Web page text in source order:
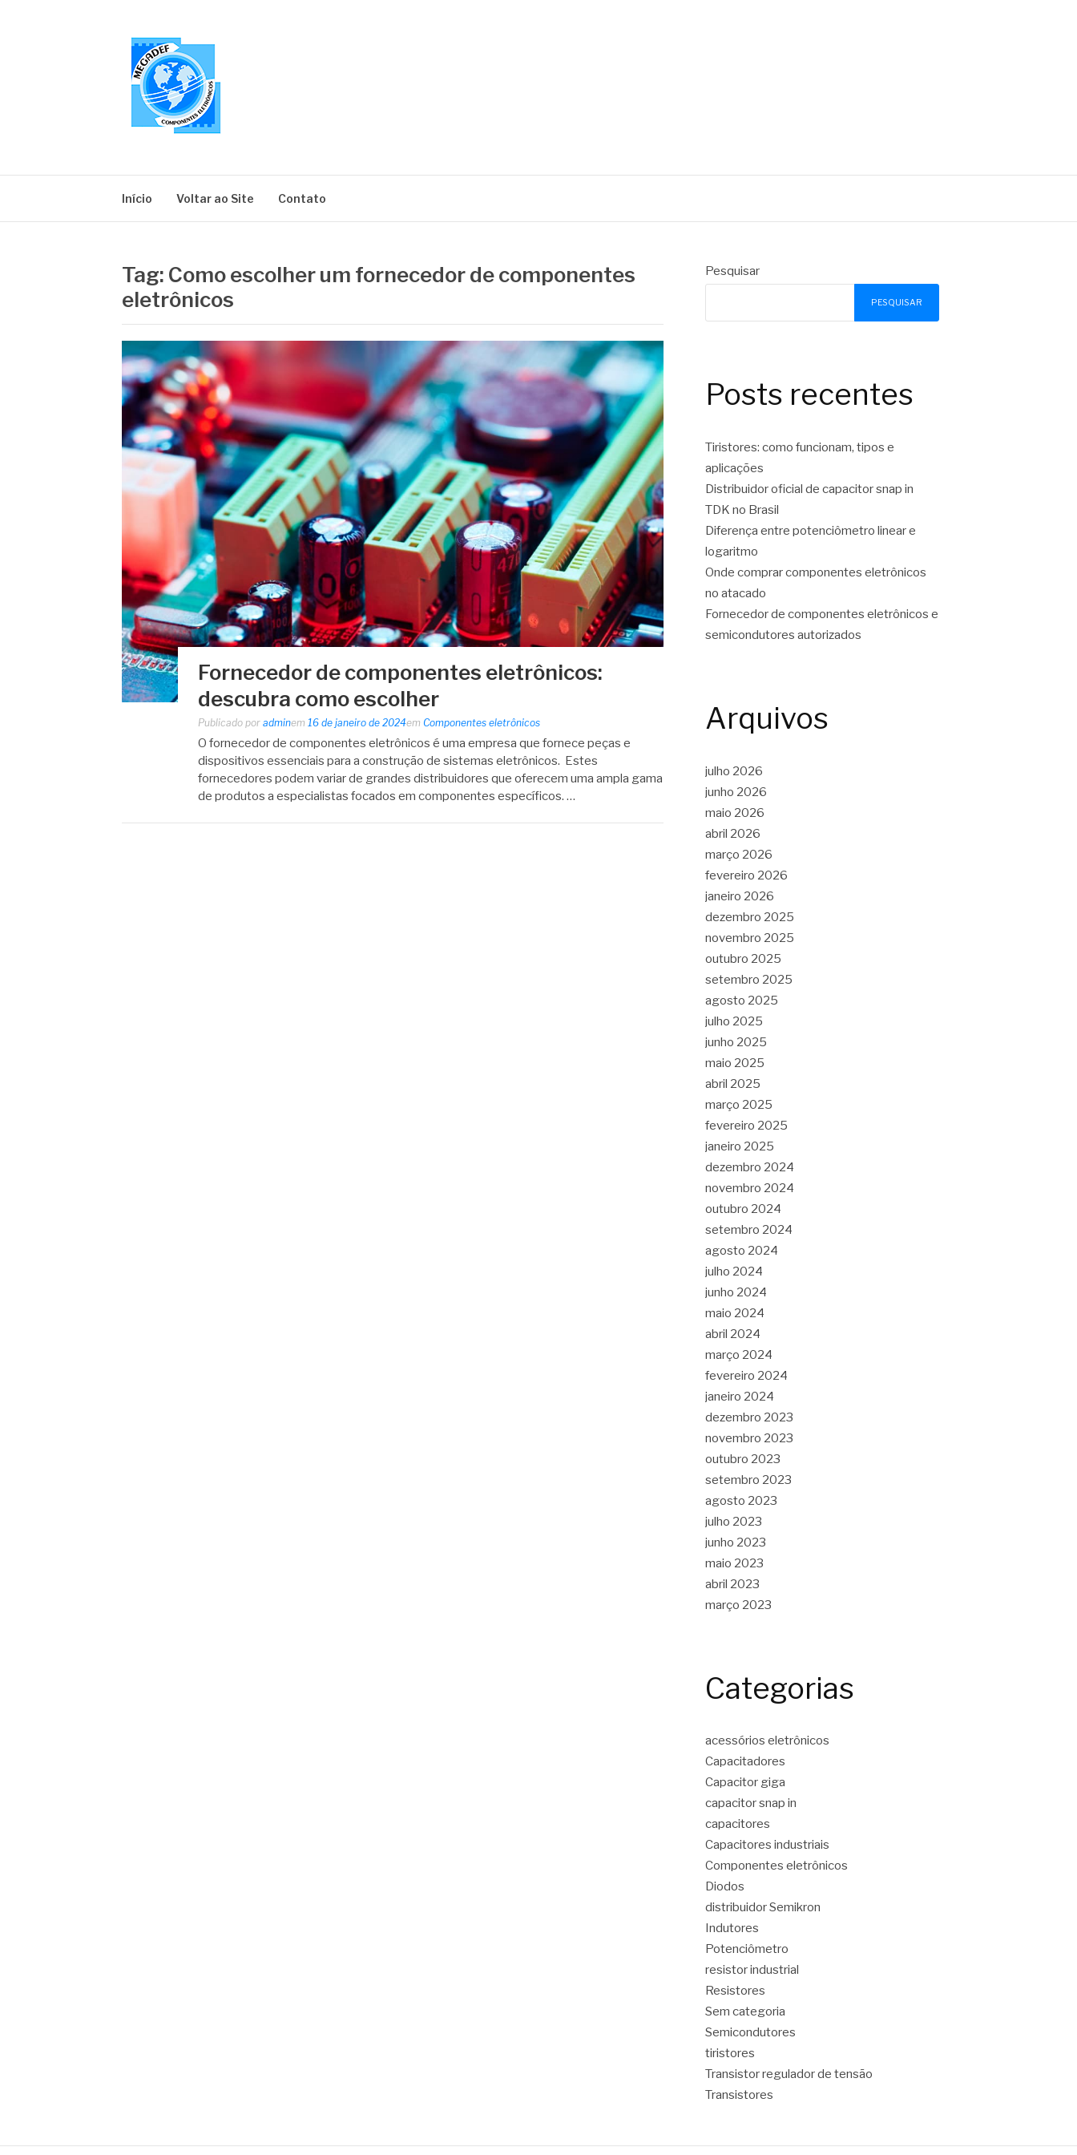
Início Voltar ao Site Contato
Tag: Como escolher um fornecedor de componentes
eletrônicos
Fornecedor de componentes eletrônicos:
descubra como escolher
Publicado por adminem 16 de janeiro de 2024em Componentes eletrônicos
O fornecedor de componentes eletrônicos é uma empresa que fornece peças e
dispositivos essenciais para a construção de sistemas eletrônicos. Estes
fornecedores podem variar de grandes distribuidores que oferecem uma ampla gama
de produtos a especialistas focados em componentes específicos. …
Pesquisar
PESQUISAR
Posts recentes
Tiristores: como funcionam, tipos e
aplicações
Distribuidor oficial de capacitor snap in
TDK no Brasil
Diferença entre potenciômetro linear e
logaritmo
Onde comprar componentes eletrônicos
no atacado
Fornecedor de componentes eletrônicos e
semicondutores autorizados
Arquivos
julho 2026
junho 2026
maio 2026
abril 2026
março 2026
fevereiro 2026
janeiro 2026
dezembro 2025
novembro 2025
outubro 2025
setembro 2025
agosto 2025
julho 2025
junho 2025
maio 2025
abril 2025
março 2025
fevereiro 2025
janeiro 2025
dezembro 2024
novembro 2024
outubro 2024
setembro 2024
agosto 2024
julho 2024
junho 2024
maio 2024
abril 2024
março 2024
fevereiro 2024
janeiro 2024
dezembro 2023
novembro 2023
outubro 2023
setembro 2023
agosto 2023
julho 2023
junho 2023
maio 2023
abril 2023
março 2023
Categorias
acessórios eletrônicos
Capacitadores
Capacitor giga
capacitor snap in
capacitores
Capacitores industriais
Componentes eletrônicos
Diodos
distribuidor Semikron
Indutores
Potenciômetro
resistor industrial
Resistores
Sem categoria
Semicondutores
tiristores
Transistor regulador de tensão
Transistores